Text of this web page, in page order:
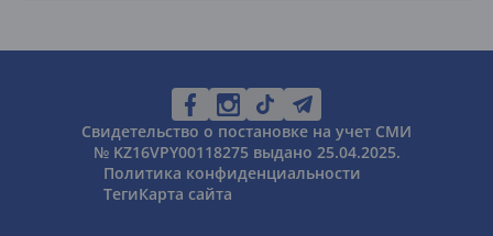
Свидетельство о постановке на учет СМИ
№ KZ16VPY00118275 выдано 25.04.2025.
Политика конфиденциальности
ТегиКарта сайта